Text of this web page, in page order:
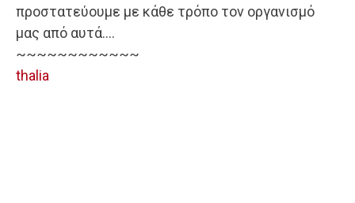
προστατεύουμε με κάθε τρόπο τον οργανισμό
μας από αυτά….
~~~~~~~~~~~~
thalia